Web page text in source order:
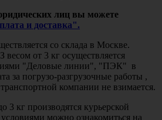
лиц вы можете
и доставка".
со склада в Москве.
весом от 3 кг осуществляется
"Деловые линии", "ПЭК" в
за погрузо-разгрузочные работы ,
компании не взимается.
3 кг производятся курьерской
можно ознакомиться на